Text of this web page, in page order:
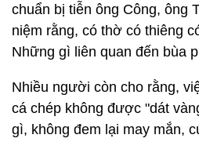
chuẩn bị tiễn ông Công, ông
niệm rằng, có thờ có thiêng
Những gì liên quan đến bùa
Nhiều người còn cho rằng,
cá chép không được "dát
gì, không đem lại may mắn,